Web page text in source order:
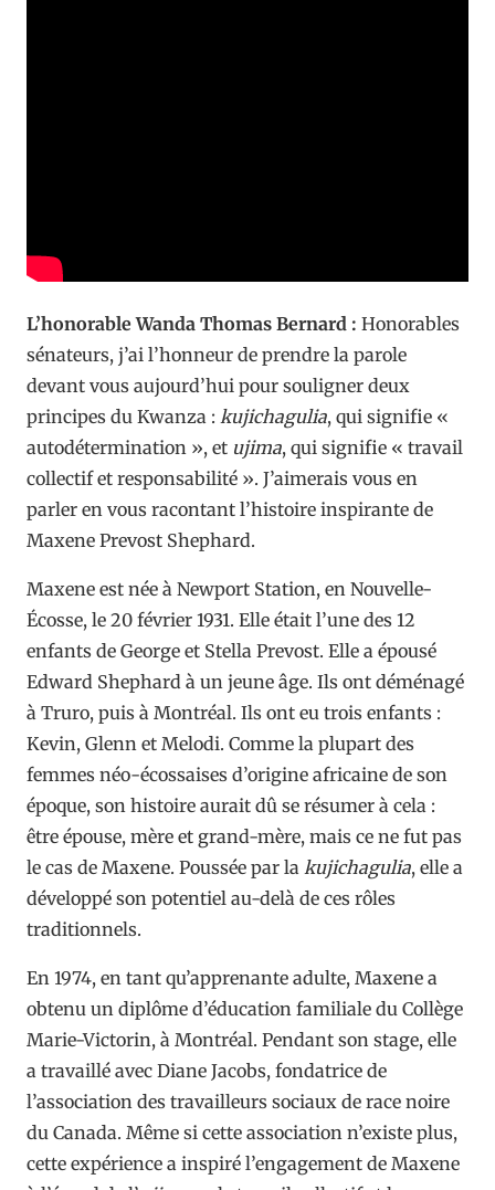
L’honorable Wanda Thomas Bernard : Honorables
sénateurs, j’ai l’honneur de prendre la parole
devant vous aujourd’hui pour souligner deux
principes du Kwanza : kujichagulia, qui signifie «
autodétermination », et ujima, qui signifie « travail
collectif et responsabilité ». J’aimerais vous en
parler en vous racontant l’histoire inspirante de
Maxene Prevost Shephard.
Maxene est née à Newport Station, en Nouvelle-
Écosse, le 20 février 1931. Elle était l’une des 12
enfants de George et Stella Prevost. Elle a épousé
Edward Shephard à un jeune âge. Ils ont déménagé
à Truro, puis à Montréal. Ils ont eu trois enfants :
Kevin, Glenn et Melodi. Comme la plupart des
femmes néo-écossaises d’origine africaine de son
époque, son histoire aurait dû se résumer à cela :
être épouse, mère et grand-mère, mais ce ne fut pas
le cas de Maxene. Poussée par la kujichagulia, elle a
développé son potentiel au-delà de ces rôles
traditionnels.
En 1974, en tant qu’apprenante adulte, Maxene a
obtenu un diplôme d’éducation familiale du Collège
Marie-Victorin, à Montréal. Pendant son stage, elle
a travaillé avec Diane Jacobs, fondatrice de
l’association des travailleurs sociaux de race noire
du Canada. Même si cette association n’existe plus,
cette expérience a inspiré l’engagement de Maxene